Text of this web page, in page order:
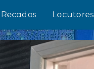
Recados Locutores